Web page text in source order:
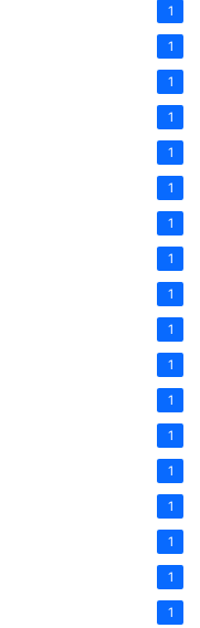
1
1
1
1
1
1
1
1
1
1
1
1
1
1
1
1
1
1